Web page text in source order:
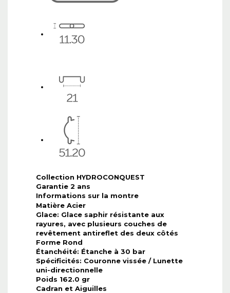
Collection HYDROCONQUEST
Garantie 2 ans
Informations sur la montre
Matière Acier
Glace: Glace saphir résistante aux
rayures, avec plusieurs couches de
revêtement antireflet des deux côtés
Forme Rond
Étanchéité: Étanche à 30 bar
Spécificités: Couronne vissée / Lunette
uni-directionnelle
Poids 162.0 gr
Cadran et Aiguilles